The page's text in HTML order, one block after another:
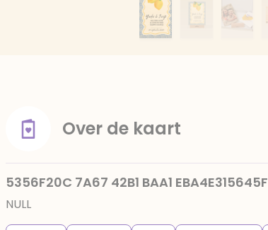
Over de kaart
5356F20C 7A67 42B1 BAA1 EBA4E315645F
NULL